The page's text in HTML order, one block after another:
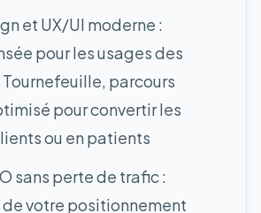
et UX/UI moderne :
pour les usages des
parcours
pour convertir les
ou en patients
sans perte de trafic :
votre positionnement